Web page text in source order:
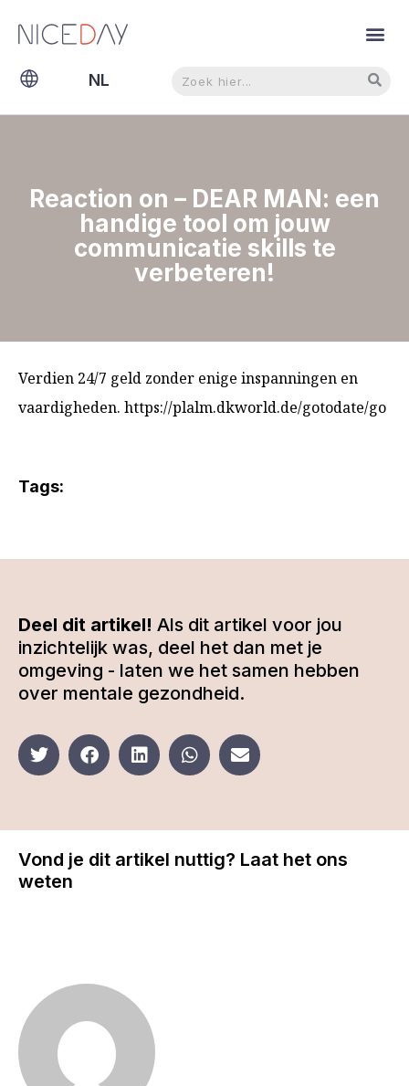
NL
EN
Reaction on – DEAR MAN: een
handige tool om jouw
communicatie skills te
verbeteren!
Verdien 24/7 geld zonder enige inspanningen en
vaardigheden. https://plalm.dkworld.de/gotodate/go
Tags:
Deel dit artikel! Als dit artikel voor jou
inzichtelijk was, deel het dan met je
omgeving - laten we het samen hebben
over mentale gezondheid.
Vond je dit artikel nuttig? Laat het ons
weten